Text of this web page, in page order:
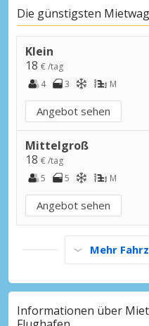
Die günstigsten
Klein
18 € /tag
4
3 M
Angebot sehen
Mittelgroß
18 € /tag
5
5 M
Angebot sehen
Mehr
Informationen über